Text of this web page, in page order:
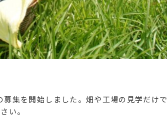
集を開始しました。畑や工場の見学だけ
い。